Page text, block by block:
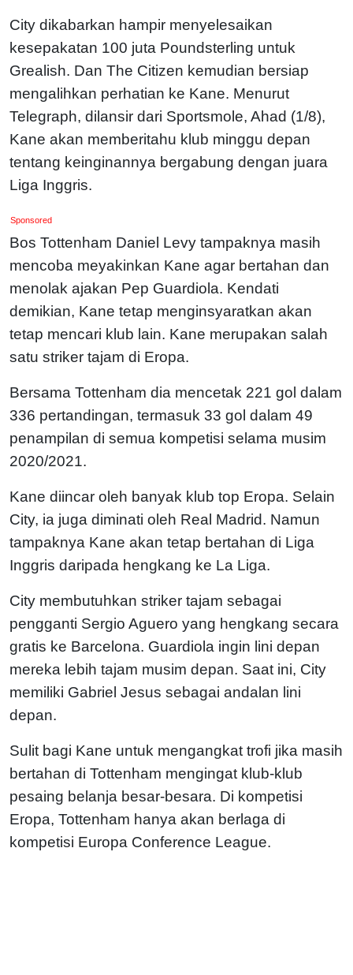
City dikabarkan hampir menyelesaikan
kesepakatan 100 juta Poundsterling untuk
Grealish. Dan The Citizen kemudian bersiap
mengalihkan perhatian ke Kane. Menurut
Telegraph, dilansir dari Sportsmole, Ahad (1/8),
Kane akan memberitahu klub minggu depan
tentang keinginannya bergabung dengan juara
Liga Inggris.
Sponsored
Bos Tottenham Daniel Levy tampaknya masih
mencoba meyakinkan Kane agar bertahan dan
menolak ajakan Pep Guardiola. Kendati
demikian, Kane tetap menginsyaratkan akan
tetap mencari klub lain. Kane merupakan salah
satu striker tajam di Eropa.
Bersama Tottenham dia mencetak 221 gol dalam
336 pertandingan, termasuk 33 gol dalam 49
penampilan di semua kompetisi selama musim
2020/2021.
Kane diincar oleh banyak klub top Eropa. Selain
City, ia juga diminati oleh Real Madrid. Namun
tampaknya Kane akan tetap bertahan di Liga
Inggris daripada hengkang ke La Liga.
City membutuhkan striker tajam sebagai
pengganti Sergio Aguero yang hengkang secara
gratis ke Barcelona. Guardiola ingin lini depan
mereka lebih tajam musim depan. Saat ini, City
memiliki Gabriel Jesus sebagai andalan lini
depan.
Sulit bagi Kane untuk mengangkat trofi jika masih
bertahan di Tottenham mengingat klub-klub
pesaing belanja besar-besara. Di kompetisi
Eropa, Tottenham hanya akan berlaga di
kompetisi Europa Conference League.